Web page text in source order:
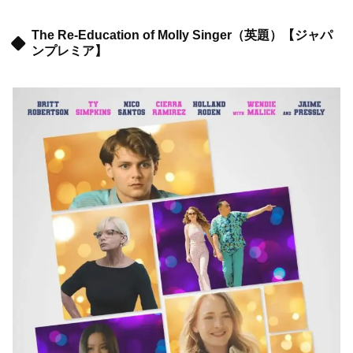
The Re-Education of Molly Singer（英題）【ジャパ
ンプレミア】